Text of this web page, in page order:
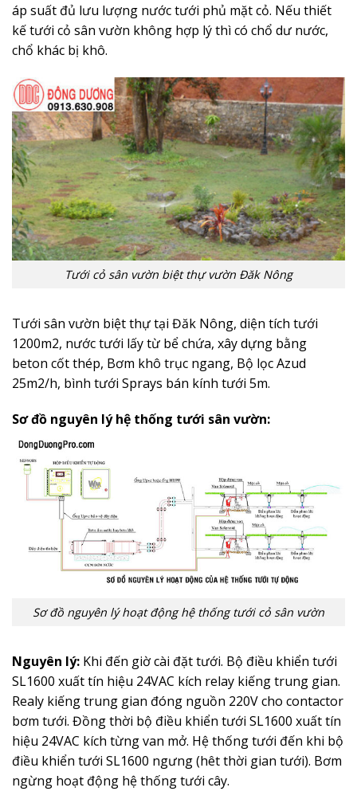
áp suất đủ lưu lượng nước tưới phủ mặt cỏ. Nếu thiết
kế tưới cỏ sân vườn không hợp lý thì có chổ dư nước,
chổ khác bị khô.
Tưới cỏ sân vườn biệt thự vườn Đăk Nông
Tưới sân vườn biệt thự tại Đăk Nông, diện tích tưới
1200m2, nước tưới lấy từ bể chứa, xây dựng bằng
beton cốt thép, Bơm khô trục ngang, Bộ lọc Azud
25m2/h, bình tưới Sprays bán kính tưới 5m.
Sơ đồ nguyên lý hệ thống tưới sân vườn:
Sơ đồ nguyên lý hoạt động hệ thống tưới cỏ sân vườn
Nguyên lý: Khi đến giờ cài đặt tưới. Bộ điều khiển tưới
SL1600 xuất tín hiệu 24VAC kích relay kiếng trung gian.
Realy kiếng trung gian đóng nguồn 220V cho contactor
bơm tưới. Đồng thời bộ điều khiển tưới SL1600 xuất tín
hiệu 24VAC kích từng van mở. Hệ thống tưới đến khi bộ
điều khiển tưới SL1600 ngưng (hêt thời gian tưới). Bơm
ngừng hoạt động hệ thống tưới cây.